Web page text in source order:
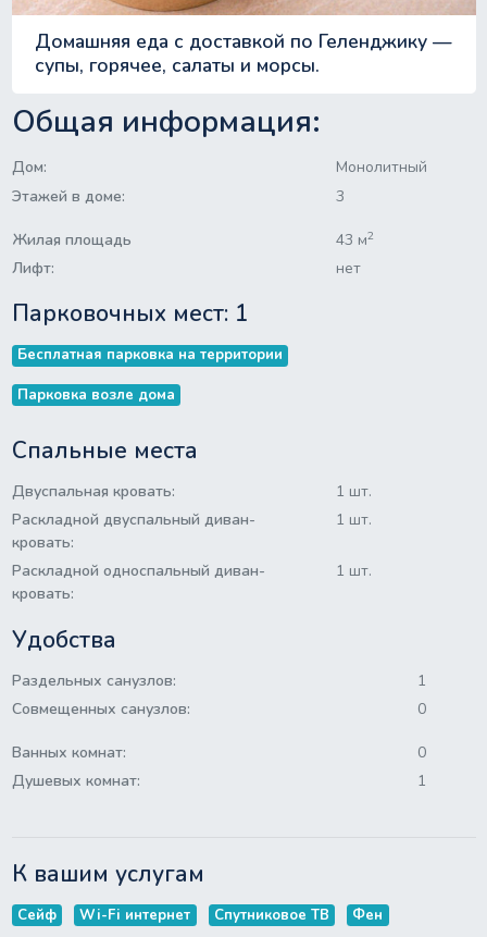
Домашняя еда с доставкой по Геленджику —
супы, горячее, салаты и морсы.
Общая информация:
Дом:
Монолитный
Этажей в доме:
3
Жилая площадь 43 м2
Лифт: нет
Парковочных мест: 1
Бесплатная парковка на территории
Парковка возле дома
Спальные места
Двуспальная кровать:
1 шт.
Раскладной двуспальный диван-
кровать:
1 шт.
Раскладной односпальный диван-
кровать:
1 шт.
Удобства
Раздельных санузлов:
1
Совмещенных санузлов:
0
Ванных комнат:
0
Душевых комнат:
1
К вашим услугам
Сейф Wi-Fi интернет Спутниковое ТВ Фен